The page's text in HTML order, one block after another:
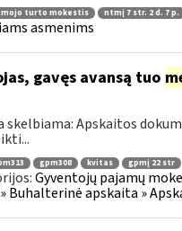
turto mokestis ntmį 7 str. 2 d. 7 p.
asmenims
gavęs avansą tuo
Apskaitos
gpm308 kvitas gpmį 22 str
Gyventojų pajamų
Buhalterinė apskaita »